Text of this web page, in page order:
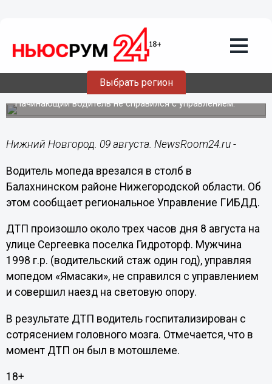
Выбрать регион
Водитель мопеда госпитализирован
после наезда на световую опору в
поселке Гидроторф
Начинающий водитель не справился с управлением.
Нижний Новгород. 09 августа. NewsRoom24.ru -
Водитель мопеда врезался в столб в
Балахнинском районе Нижегородской области. Об
этом сообщает региональное Управление ГИБДД.
ДТП произошло около трех часов дня 8 августа на
улице Сергеевка поселка Гидроторф. Мужчина
1998 г.р. (водительский стаж один год), управляя
мопедом «Ямасаки», не справился с управлением
и совершил наезд на световую опору.
В результате ДТП водитель госпитализирован с
сотрясением головного мозга. Отмечается, что в
момент ДТП он был в мотошлеме.
18+